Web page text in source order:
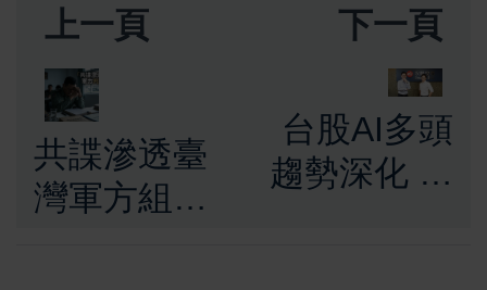
上一頁
共諜滲透臺
灣軍方組織
下一頁
台股AI多頭
趨勢深化 主